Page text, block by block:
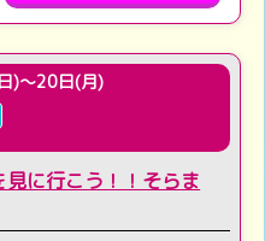
)～20日(月)
に行こう！！そらま